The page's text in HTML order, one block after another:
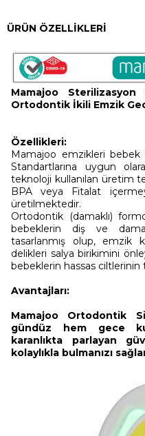
ÜRÜN ÖZELLIKLERI
Mamajoo
Ortodontik İkili Emzik
Özellikleri:
Mamajoo emzikleri bebek
Standartlarına uygun
teknoloji kullanılan üretim
BPA veya Fitalat
üretilmektedir.
Ortodontik (damaklı)
bebeklerin diş ve
tasarlanmış olup, emzik
delikleri salya birikimini
bebeklerin hassas ciltlerinin
Avantajları:
Mamajoo Ortodontik
gündüz hem gece
karanlıkta parlayan
kolaylıkla bulmanızı